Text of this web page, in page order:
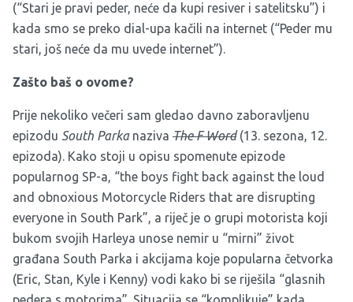
(“Stari je pravi peder, neće da kupi resiver i satelitsku”) i
kada smo se preko dial-upa kačili na internet (“Peder mu
stari, još neće da mu uvede internet”).
Zašto baš o ovome?
Prije nekoliko večeri sam gledao davno zaboravljenu
epizodu South Parka naziva The F Word(13. sezona, 12.
epizoda). Kako stoji u opisu spomenute epizode
popularnog SP-a, “the boys fight back against the loud
and obnoxious Motorcycle Riders that are disrupting
everyone in South Park”, a riječ je o grupi motorista koji
bukom svojih Harleya unose nemir u “mirni” život
građana South Parka i akcijama koje popularna četvorka
(Eric, Stan, Kyle i Kenny) vodi kako bi se riješila “glasnih